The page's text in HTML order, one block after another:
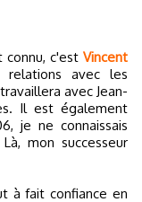
connu, c'est Vincent
avec les
avec Jean-
Il est également
je ne connaissais
mon successeur
à fait confiance en